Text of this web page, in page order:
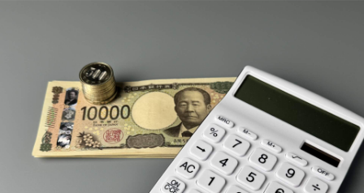
「これはだから公約通りですよね。給付付き税額控除を
やると。それと合わせて消費税の減税も考えると」
寺島「まあ、つなぎでね」